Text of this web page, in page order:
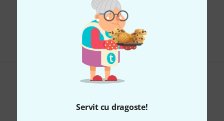
Servit cu dragoste!
Îți place ceea ce vezi?
Share Ajutor și feedback